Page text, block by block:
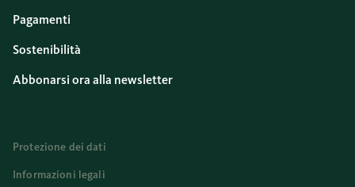
Pagamenti
Sostenibilità
Abbonarsi ora alla newsletter
Protezione dei dati
Informazioni legali